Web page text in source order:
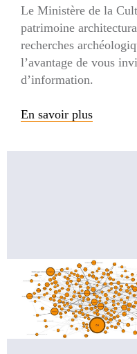
Le Ministère de la
patrimoine
recherches
l’avantage de vous
d’information.
En savoir plus